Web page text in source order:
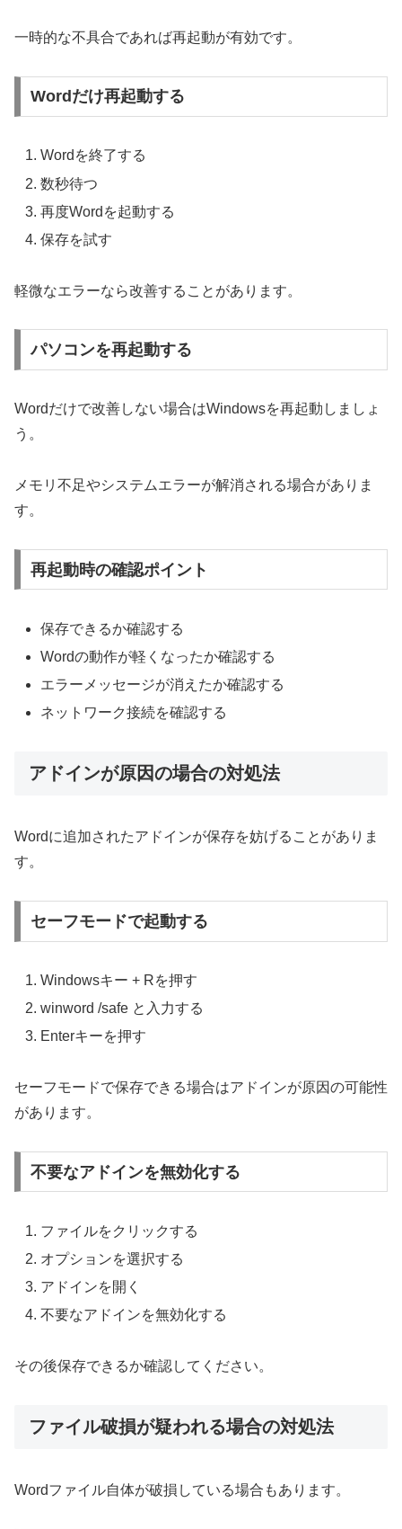
一時的な不具合であれば再起動が有効です。
Wordだけ再起動する
Wordを終了する
数秒待つ
再度Wordを起動する
保存を試す
軽微なエラーなら改善することがあります。
パソコンを再起動する
Wordだけで改善しない場合はWindowsを再起動しましょ
う。
メモリ不足やシステムエラーが解消される場合がありま
す。
再起動時の確認ポイント
保存できるか確認する
Wordの動作が軽くなったか確認する
エラーメッセージが消えたか確認する
ネットワーク接続を確認する
アドインが原因の場合の対処法
Wordに追加されたアドインが保存を妨げることがありま
す。
セーフモードで起動する
Windowsキー + Rを押す
winword /safe と入力する
Enterキーを押す
セーフモードで保存できる場合はアドインが原因の可能性
があります。
不要なアドインを無効化する
ファイルをクリックする
オプションを選択する
アドインを開く
不要なアドインを無効化する
その後保存できるか確認してください。
ファイル破損が疑われる場合の対処法
Wordファイル自体が破損している場合もあります。